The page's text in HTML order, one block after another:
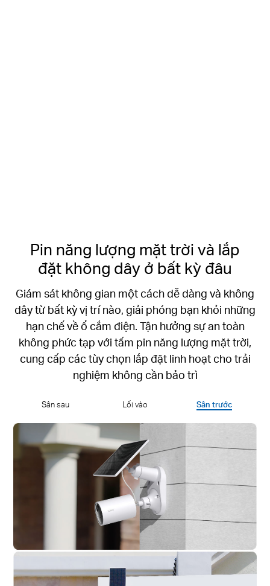
Pin năng lượng mặt trời và lắp
đặt không dây ở bất kỳ đâu
Giám sát không gian một cách dễ dàng và không
dây từ bất kỳ vị trí nào, giải phóng bạn khỏi những
hạn chế về ổ cắm điện. Tận hưởng sự an toàn
không phức tạp với tấm pin năng lượng mặt trời,
cung cấp các tùy chọn lắp đặt linh hoạt cho trải
nghiệm không cần bảo trì
Sân sau Lối vào Sân trước